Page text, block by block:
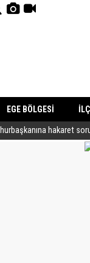
EGE BÖLGESİ
GÜNDEM
hakaret